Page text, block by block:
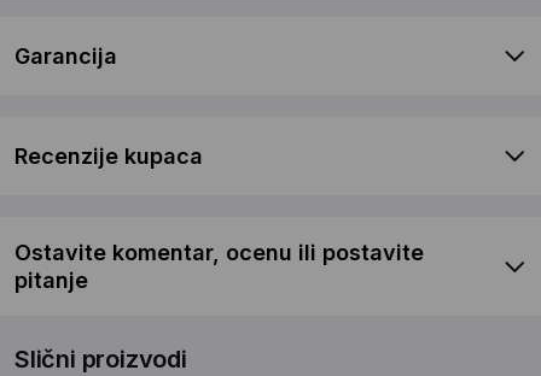
Garancija
Recenzije kupaca
Ostavite komentar, ocenu ili postavite
pitanje
Slični proizvodi